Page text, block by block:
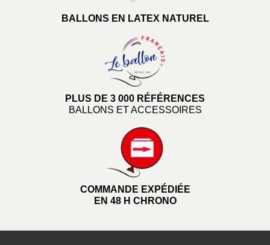
BALLONS EN LATEX NATUREL
PLUS DE 3 000 RÉFÉRENCES
BALLONS ET ACCESSOIRES
COMMANDE EXPÉDIÉE
EN 48 H CHRONO